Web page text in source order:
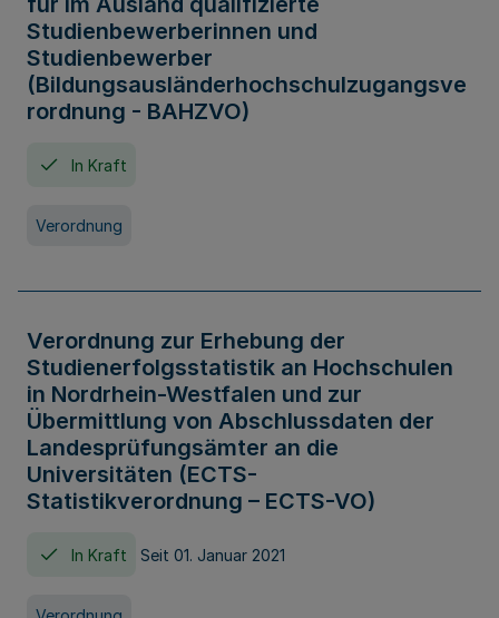
Studienbewerberinnen und
Studienbewerber
(Bildungsausländerhochschulzugangsve
rordnung - BAHZVO)
In Kraft
Verordnung
Verordnung zur Erhebung der
Studienerfolgsstatistik an Hochschulen
in Nordrhein-Westfalen und zur
Übermittlung von Abschlussdaten der
Landesprüfungsämter an die
Universitäten (ECTS-
Statistikverordnung – ECTS-VO)
In Kraft Seit 01. Januar 2021